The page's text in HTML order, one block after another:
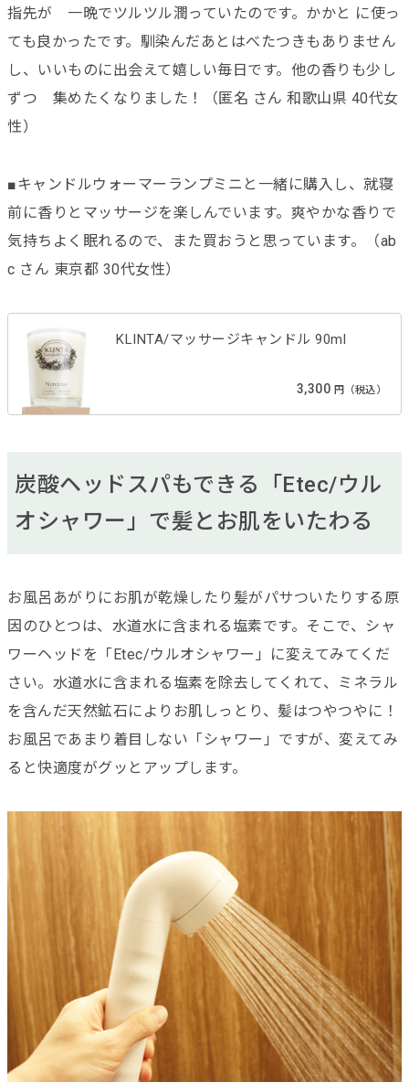
指先が 一晩でツルツル潤っていたのです。かかと に使っ
ても良かったです。馴染んだあとはべたつきもありません
し、いいものに出会えて嬉しい毎日です。他の香りも少し
ずつ 集めたくなりました！（匿名 さん 和歌山県 40代女
性）
■キャンドルウォーマーランプミニと一緒に購入し、就寝
前に香りとマッサージを楽しんでいます。爽やかな香りで
気持ちよく眠れるので、また買おうと思っています。（ab
c さん 東京都 30代女性）
KLINTA/マッサージキャンドル 90ml
3,300 円（税込）
炭酸ヘッドスパもできる「Etec/ウル
オシャワー」で髪とお肌をいたわる
お風呂あがりにお肌が乾燥したり髪がパサついたりする原
因のひとつは、水道水に含まれる塩素です。そこで、シャ
ワーヘッドを「Etec/ウルオシャワー」に変えてみてくだ
さい。水道水に含まれる塩素を除去してくれて、ミネラル
を含んだ天然鉱石によりお肌しっとり、髪はつやつやに！
お風呂であまり着目しない「シャワー」ですが、変えてみ
ると快適度がグッとアップします。